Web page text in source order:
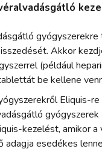
Akkor
(például
be kellene
Eliquis-
kezelést, amikor a
adagja esedékes